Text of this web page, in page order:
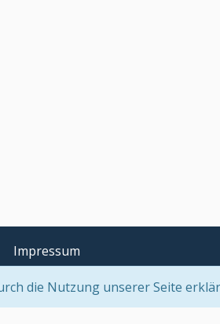
Impressum
die Nutzung unserer Seite